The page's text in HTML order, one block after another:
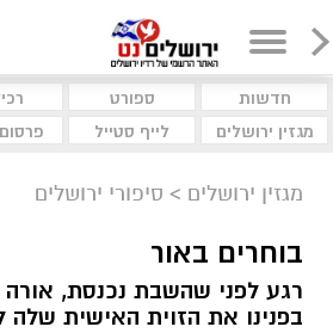
חדשות ספורט
מגזין ירושלים
לייף סטייל
מגזין ירושלים > סיפורי ירושלים
בוחרים באור
רגע לפני שהשבת נכנסת, אורה
בפנינו את הזוית האישית